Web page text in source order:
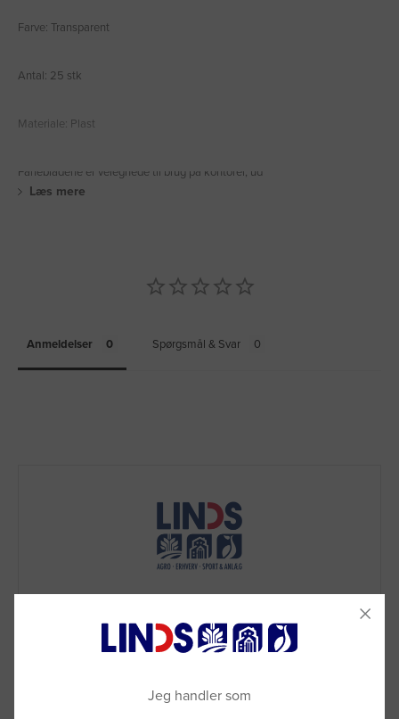
Farve: Transparent
Antal: 25 stk
Materiale: Plast
Fanebladene er velegnede til brug på kontorer, ud
Læs mere
Anmeldelser Spørgsmål & Svar
Jeg handler som